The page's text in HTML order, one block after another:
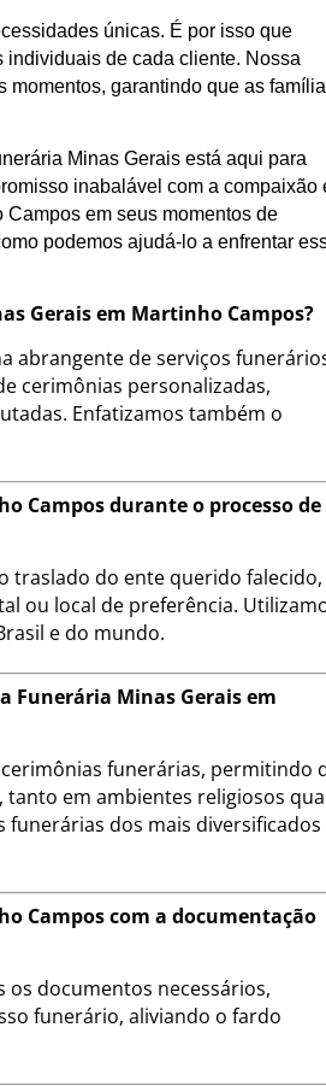
únicas. É por isso que
individuais de cada cliente. Nossa
momentos, garantindo que as
Minas Gerais está aqui para
inabalável com a compaixão
em seus momentos de
podemos ajudá-lo a enfrentar
Gerais em Martinho Campos?
abrangente de serviços
cerimônias personalizadas,
Enfatizamos também o
Campos durante o processo de
traslado do ente querido falecido,
ou local de preferência.
e do mundo.
Funerária Minas Gerais em
funerárias, permitindo
tanto em ambientes religiosos
dos mais diversificados
Campos com a documentação
os documentos necessários,
funerário, aliviando o fardo